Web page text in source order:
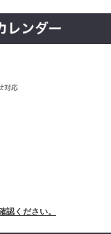
ください。